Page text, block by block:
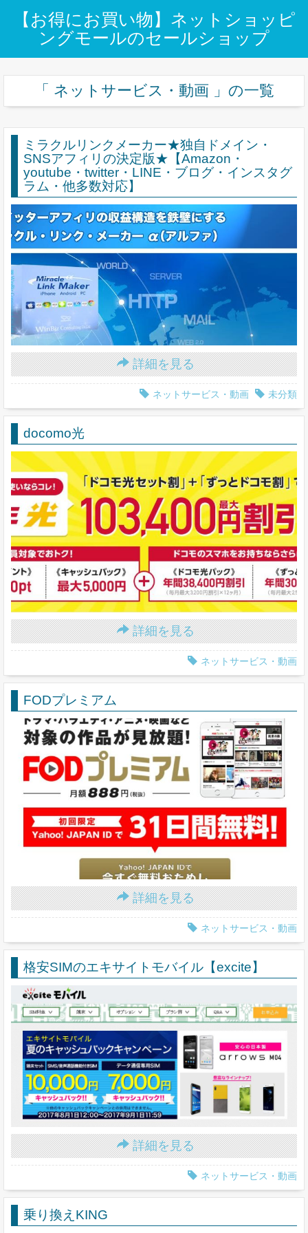
【お得にお買い物】ネットショッピ
ングモールのセールショップ
「 ネットサービス・動画 」の一覧
ミラクルリンクメーカー★独自ドメイン・
SNSアフィリの決定版★【Amazon・
youtube・twitter・LINE・ブログ・インスタグ
ラム・他多数対応】
詳細を見る
ネットサービス・動画 未分類
docomo光
詳細を見る
ネットサービス・動画
FODプレミアム
詳細を見る
ネットサービス・動画
格安SIMのエキサイトモバイル【excite】
詳細を見る
ネットサービス・動画
乗り換えKING